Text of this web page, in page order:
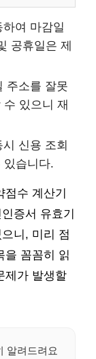
여 마감일
공휴일은 제
주소를 잘못
있으니 재
신용 조회
있습니다.
수 계산기
증서 유효기
니, 미리 점
을 꼼꼼히 읽
제가 발생할
알려드려요